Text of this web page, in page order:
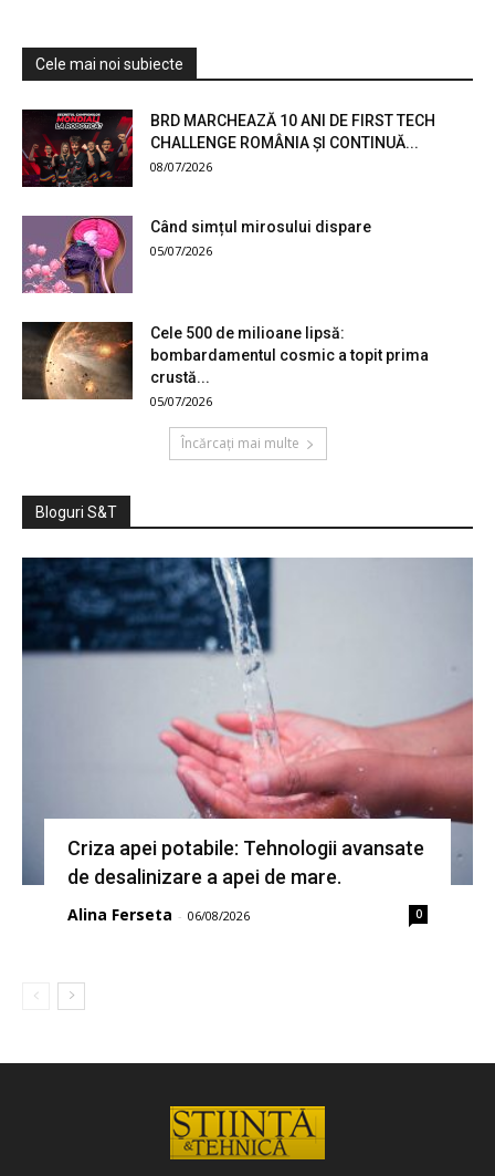
Cele mai noi subiecte
BRD MARCHEAZĂ 10 ANI DE FIRST TECH
CHALLENGE ROMÂNIA ȘI CONTINUĂ...
08/07/2026
Când simțul mirosului dispare
05/07/2026
Cele 500 de milioane lipsă:
bombardamentul cosmic a topit prima
crustă...
05/07/2026
Încărcați mai multe
Bloguri S&T
Criza apei potabile: Tehnologii avansate
de desalinizare a apei de mare.
Alina Ferseta - 06/08/2026 0